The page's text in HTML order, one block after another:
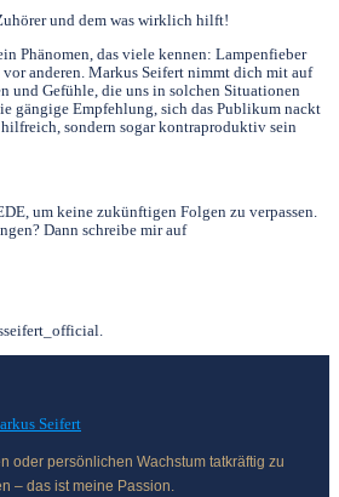
und dem was wirklich hilft!
Phänomen, das viele kennen: Lampenfieber
anderen. Markus Seifert nimmt dich mit auf
und Gefühle, die uns in solchen Situationen
gängige Empfehlung, sich das Publikum nackt
sondern sogar kontraproduktiv sein
um keine zukünftigen Folgen zu verpassen.
Dann schreibe mir auf
oder persönlichen Wachstum tatkräftig zu
– das ist meine Passion.